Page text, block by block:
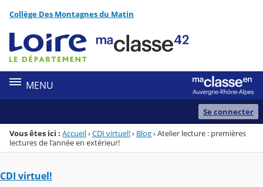
Menu de la rubrique
Contenu
Collège Des Montagnes du Matin
MENU
Se connecter
Vous êtes ici : Accueil›CDI virtuel!› Blog›Atelier lecture : premières
lectures de l'année en extérieur!
CDI virtuel!